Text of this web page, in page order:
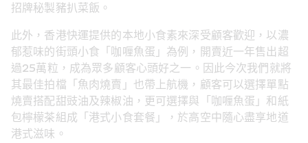
招牌秘製豬扒菜飯。
此外，香港快運提供的本地小食素來深受顧客歡迎，以濃
郁惹味的街頭小食「咖喱魚蛋」為例，開賣近一年售出超
過25萬粒，成為眾多顧客心頭好之一。因此今次我們就將
其最佳拍檔「魚肉燒賣」也帶上航機，顧客可以選擇單點
燒賣搭配甜豉油及辣椒油，更可選擇與「咖喱魚蛋」和紙
包檸檬茶組成「港式小食套餐」，於高空中隨心盡享地道
港式滋味。